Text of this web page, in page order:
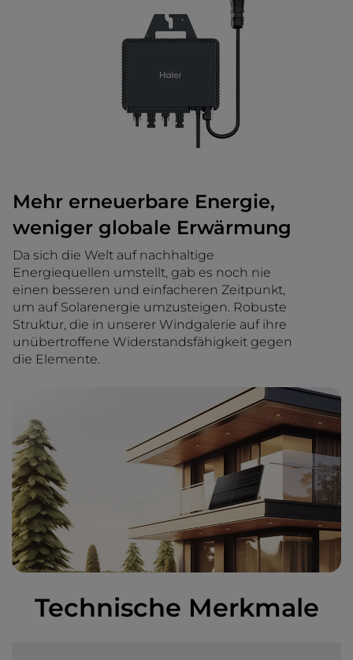
Mehr erneuerbare Energie,
weniger globale Erwärmung
Da sich die Welt auf nachhaltige
Energiequellen umstellt, gab es noch nie
einen besseren und einfacheren Zeitpunkt,
um auf Solarenergie umzusteigen. Robuste
Struktur, die in unserer Windgalerie auf ihre
unübertroffene Widerstandsfähigkeit gegen
die Elemente.
Technische Merkmale